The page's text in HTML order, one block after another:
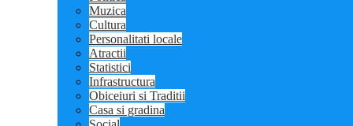
Muzica
Cultura
Personalitati locale
Atractii
Statistici
Infrastructura
Obiceiuri si Traditii
Casa si gradina